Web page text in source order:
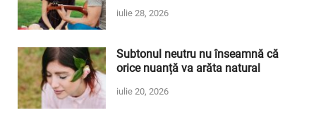
iulie 28, 2026
Subtonul neutru nu înseamnă că
orice nuanță va arăta natural
iulie 20, 2026